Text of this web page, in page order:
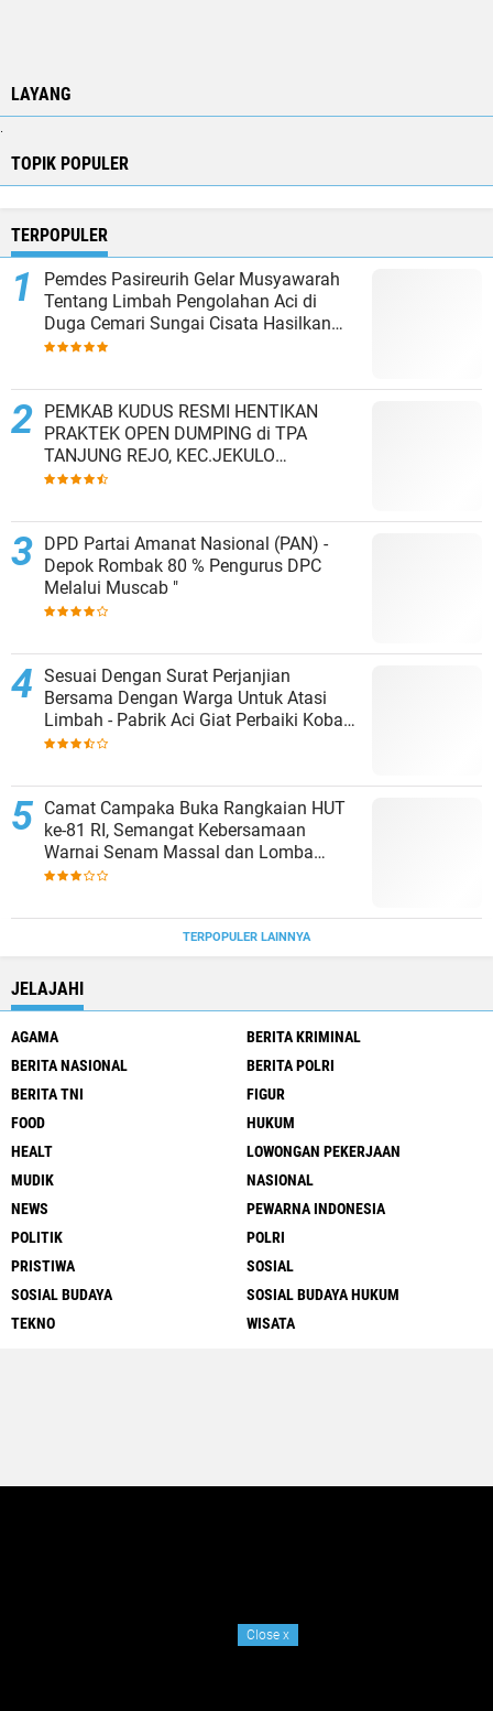
LAYANG
.
TOPIK POPULER
TERPOPULER
Pemdes Pasireurih Gelar Musyawarah
Tentang Limbah Pengolahan Aci di
Duga Cemari Sungai Cisata Hasilkan
Kesepakatan Tutup Sementara
PEMKAB KUDUS RESMI HENTIKAN
PRAKTEK OPEN DUMPING di TPA
TANJUNG REJO, KEC.JEKULO
KAB.KUDUS,BERLAKUKAN SISTEM
DPD Partai Amanat Nasional (PAN) -
Depok Rombak 80 % Pengurus DPC
Melalui Muscab "
Sesuai Dengan Surat Perjanjian
Bersama Dengan Warga Untuk Atasi
Limbah - Pabrik Aci Giat Perbaiki Kobak
Penampungan Air
Camat Campaka Buka Rangkaian HUT
ke-81 RI, Semangat Kebersamaan
Warnai Senam Massal dan Lomba
Karaoke Perangkat Desa
TERPOPULER LAINNYA
JELAJAHI
AGAMA
BERITA KRIMINAL
BERITA NASIONAL
BERITA POLRI
BERITA TNI
FIGUR
FOOD
HUKUM
HEALT
LOWONGAN PEKERJAAN
MUDIK
NASIONAL
NEWS
PEWARNA INDONESIA
POLITIK
POLRI
PRISTIWA
SOSIAL
SOSIAL BUDAYA
SOSIAL BUDAYA HUKUM
TEKNO
WISATA
Close x